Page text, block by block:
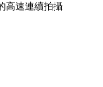
高速連續拍攝